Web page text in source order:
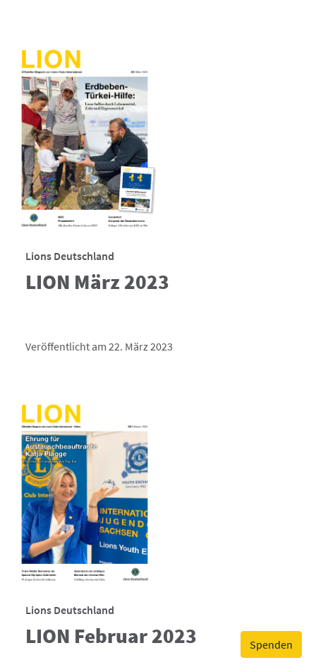
Spenden
Lions Deutschland
LION März 2023
Veröffentlicht am 22. März 2023
Lions Deutschland
LION Februar 2023